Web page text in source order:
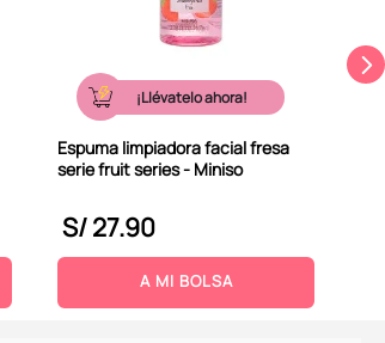
¡Llévatelo ahora!
Espuma limpiadora facial fresa
serie fruit series - Miniso
S/27.90
A MI BOLSA